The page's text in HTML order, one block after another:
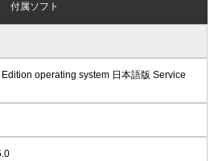
付属ソフト
operating system 日本語版 Service